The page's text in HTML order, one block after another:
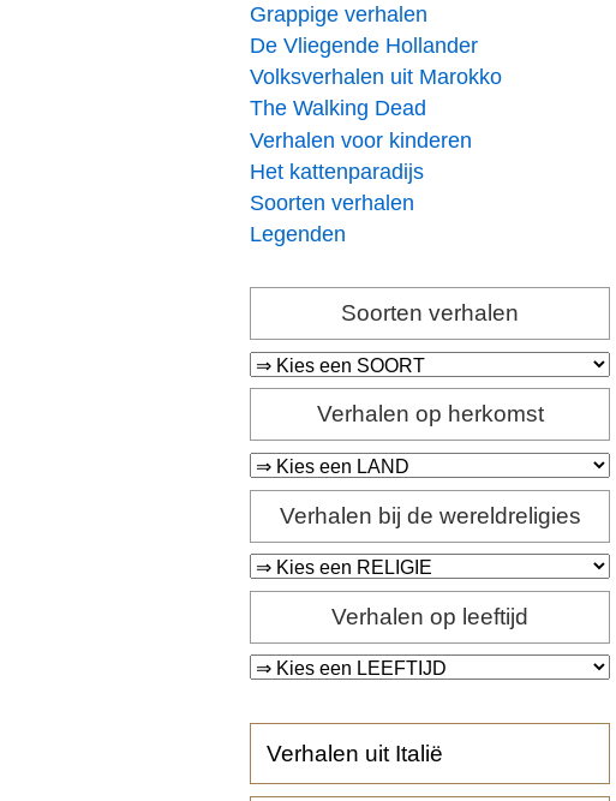
Grappige verhalen
De Vliegende Hollander
Volksverhalen uit Marokko
The Walking Dead
Verhalen voor kinderen
Het kattenparadijs
Soorten verhalen
Legenden
Soorten verhalen
Verhalen op herkomst
Verhalen bij de wereldreligies
Verhalen op leeftijd
Verhalen uit Italië